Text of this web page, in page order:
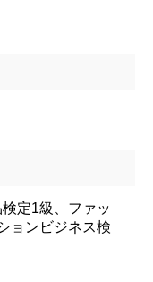
定1級、ファッ
ョンビジネス検